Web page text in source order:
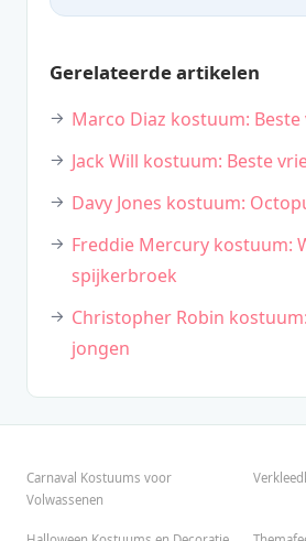
Gerelateerde artikelen
Marco Diaz kostuum: Beste
Jack Will kostuum: Beste
Davy Jones kostuum:
Freddie Mercury kostuum:
spijkerbroek
Christopher Robin
jongen
Carnaval Kostuums voor
Volwassenen